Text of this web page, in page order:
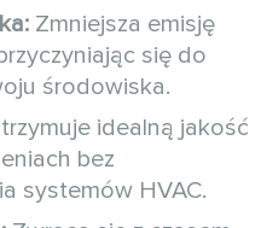
Zmniejsza emisję
się do
środowiska.
idealną jakość
bez
systemów HVAC.